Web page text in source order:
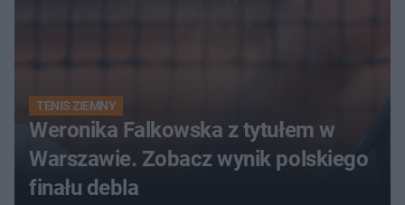
TENIS ZIEMNY
Weronika Falkowska z tytułem w
Warszawie. Zobacz wynik polskiego
finału debla